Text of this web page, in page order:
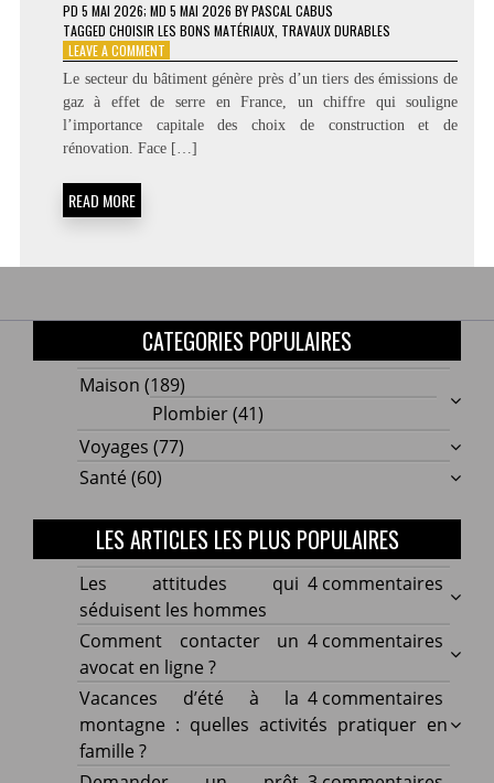
PD 5 MAI 2026; MD 5 MAI 2026 BYPASCAL CABUS
TAGGED CHOISIR LES BONS MATÉRIAUX, TRAVAUX DURABLES
LEAVE A COMMENTON
COMMENT
CHOISIR
LES
BONS
MATÉRIAUX
Le secteur du bâtiment génère près d’un tiers des émissions de
gaz à effet de serre en France, un chiffre qui souligne
l’importance capitale des choix de construction et de
rénovation. Face […]
READ MORE
CATEGORIES POPULAIRES
Maison (189)
Plombier(41)
Voyages (77)
Santé (60)
LES ARTICLES LES PLUS POPULAIRES
4 commentaires
Les
qui
Les attitudes qui
séduisent les hommes
4 commentaires
un
en
Comment contacter un
avocat en ligne ?
4 commentaires
Vacances d’été à la
montagne : quelles activités pratiquer en
famille ?